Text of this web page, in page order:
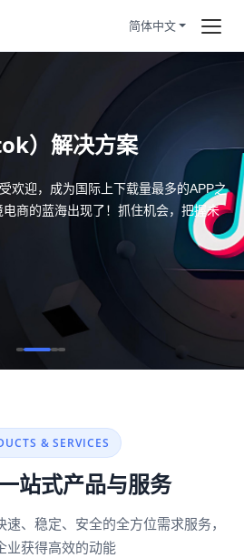
加州洛杉矶投资60w设备托管，
双ISP住宅IP自营货源！
跨境电商（Tiktok）解决方案
云服务器100%独享使用，拒绝共
享关联风险
原生双ISP住宅认证，让您在跨境
业务中更加顺畅
简体中文
）解决方案
欢迎，成为国际上下载量最多的APP之
商的蓝海出现了！抓住机会，把握未
& SERVICES
站式产品与服务
、稳定、安全的全方位需求服务，
业获得高效的动能